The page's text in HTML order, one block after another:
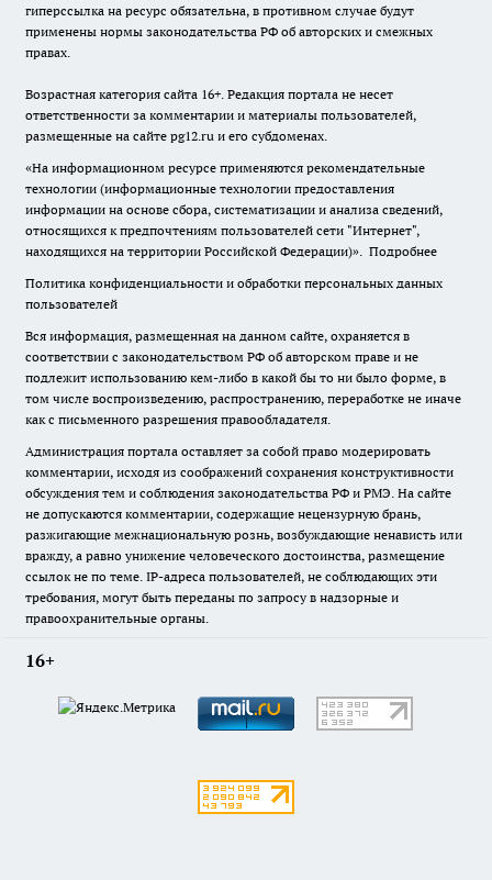
гиперссылка на ресурс обязательна, в противном случае будут
применены нормы законодательства РФ об авторских и смежных
правах.
Возрастная категория сайта 16+. Редакция портала не несет
ответственности за комментарии и материалы пользователей,
размещенные на сайте pg12.ru и его субдоменах.
«На информационном ресурсе применяются рекомендательные
технологии (информационные технологии предоставления
информации на основе сбора, систематизации и анализа сведений,
относящихся к предпочтениям пользователей сети "Интернет",
находящихся на территории Российской Федерации)». Подробнее
Политика конфиденциальности и обработки персональных данных
пользователей
Вся информация, размещенная на данном сайте, охраняется в
соответствии с законодательством РФ об авторском праве и не
подлежит использованию кем-либо в какой бы то ни было форме, в
том числе воспроизведению, распространению, переработке не иначе
как с письменного разрешения правообладателя.
Администрация портала оставляет за собой право модерировать
комментарии, исходя из соображений сохранения конструктивности
обсуждения тем и соблюдения законодательства РФ и РМЭ. На сайте
не допускаются комментарии, содержащие нецензурную брань,
разжигающие межнациональную рознь, возбуждающие ненависть или
вражду, а равно унижение человеческого достоинства, размещение
ссылок не по теме. IP-адреса пользователей, не соблюдающих эти
требования, могут быть переданы по запросу в надзорные и
правоохранительные органы.
16+